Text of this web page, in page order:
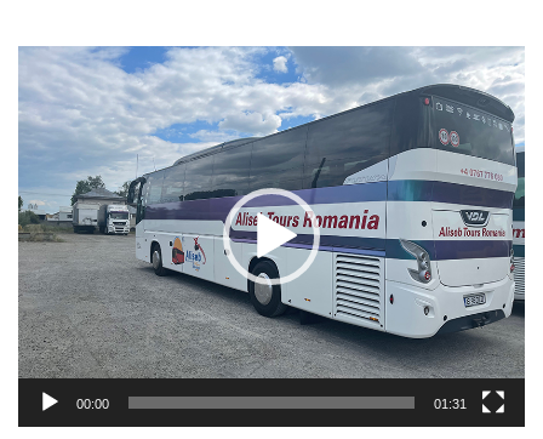
Player
video
00:00 01:31